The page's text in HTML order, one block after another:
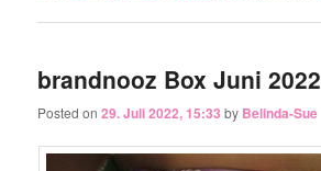
brandnooz Box Juni 2022
Posted on29. Juli 2022, 15:33 by Belinda-Sue